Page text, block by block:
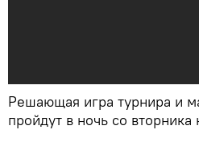
Решающая игра турнира и
пройдут в ночь со вторника